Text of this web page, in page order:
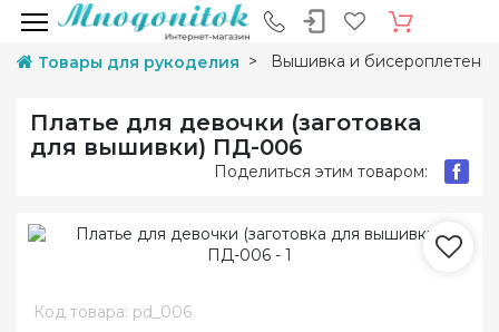
Товары для рукоделия Вышивка и
Платье для девочки (заготовка
для вышивки) ПД-006
Поделиться этим товаром:
Код товара: pd_006